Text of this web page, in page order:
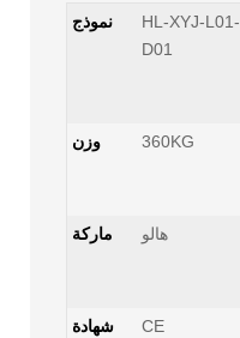
نموذج
HL-XYJ-L01-
D01
وزن
360KG
ماركة
هالو
شهادة
CE